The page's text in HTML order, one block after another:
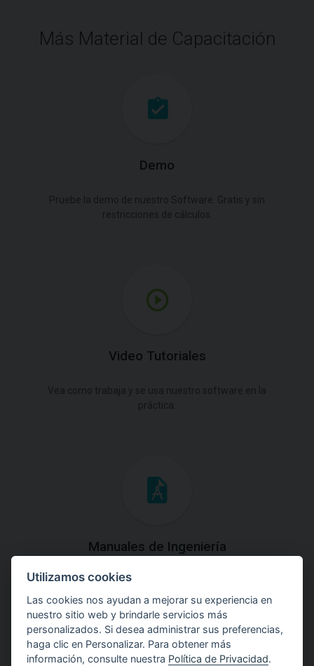
Más Material de Capacitación
Demo
Video Tutoriales
Manuales de Ingeniería
Descargue los Manuales de Ingeniería con las teorías y
explicaciones prácticas del uso de software.
Utilizamos cookies
Las cookies nos ayudan a mejorar su experiencia en
nuestro sitio web y brindarle servicios más
personalizados. Si desea administrar sus preferencias,
haga clic en Personalizar. Para obtener más
información, consulte nuestra Política de Privacidad.